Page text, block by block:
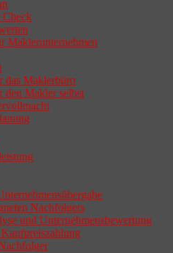
Maklerunternehmen
das Maklerbüro
den Makler selbst
Nachfolgers
und Unternehmensbewertung